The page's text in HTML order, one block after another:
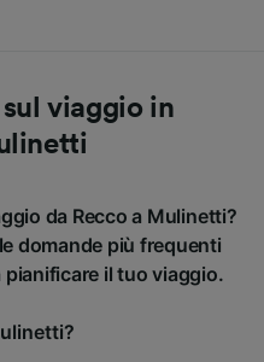
viaggio in
da Recco a Mulinetti?
domande più frequenti
il tuo viaggio.